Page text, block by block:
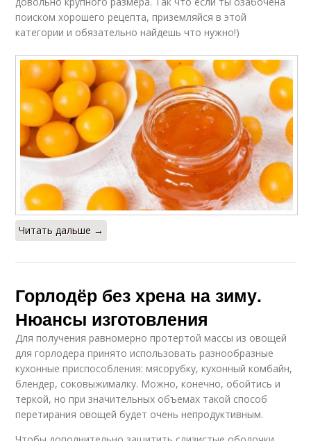
поиском хорошего рецепта, приземляйся в этой
категории и обязательно найдешь что нужно!)
Читать дальше →
Горлодёр без хрена на зиму.
Нюансы изготовления
Для получения равномерно протертой массы из овощей
для горлодера принято использовать разнообразные
кухонные приспособления: мясорубку, кухонный комбайн,
блендер, соковыжималку. Можно, конечно, обойтись и
теркой, но при значительных объемах такой способ
перетирания овощей будет очень непродуктивным.